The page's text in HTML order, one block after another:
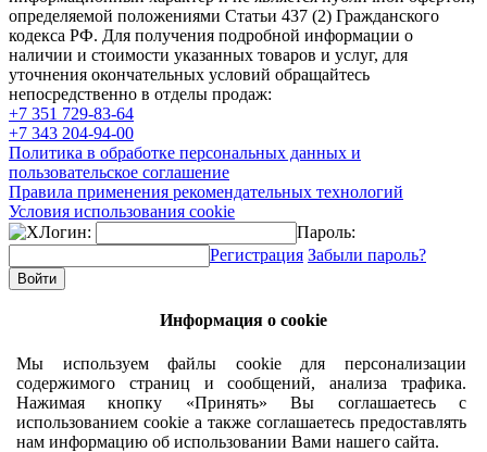
определяемой положениями Статьи 437 (2) Гражданского
кодекса РФ. Для получения подробной информации о
наличии и стоимости указанных товаров и услуг, для
уточнения окончательных условий обращайтесь
непосредственно в отделы продаж:
+7 351 729-83-64
+7 343 204-94-00
Политика в обработке персональных данных и
пользовательское соглашение
Правила применения рекомендательных технологий
Условия использования cookie
Логин:
Пароль:
Регистрация Забыли пароль?
Информация о cookie
Мы используем файлы cookie для персонализации
содержимого страниц и сообщений, анализа трафика.
Нажимая кнопку «Принять» Вы соглашаетесь с
использованием cookie а также соглашаетесь предоставлять
нам информацию об использовании Вами нашего сайта.